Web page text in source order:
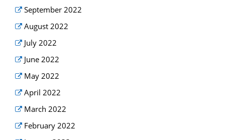
September 2022
August 2022
July 2022
June 2022
May 2022
April 2022
March 2022
February 2022